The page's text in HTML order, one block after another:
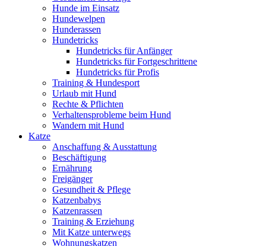
Hunde im Einsatz
Hundewelpen
Hunderassen
Hundetricks
Hundetricks für Anfänger
Hundetricks für Fortgeschrittene
Hundetricks für Profis
Training & Hundesport
Urlaub mit Hund
Rechte & Pflichten
Verhaltensprobleme beim Hund
Wandern mit Hund
Katze
Anschaffung & Ausstattung
Beschäftigung
Ernährung
Freigänger
Gesundheit & Pflege
Katzenbabys
Katzenrassen
Training & Erziehung
Mit Katze unterwegs
Wohnungskatzen